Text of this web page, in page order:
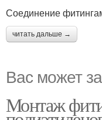
Соединение
читать дальше →
Вас может
Монтаж